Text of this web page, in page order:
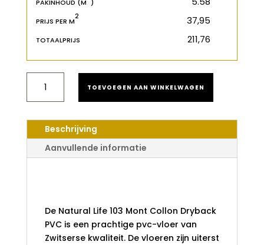
PAKINHOUD (M )
PRIJS PER M
2
TOTAALPRIJS
103
COLLON
DRYBACK
AANTAL
TOEVOEGEN AAN WINKELWAGEN
Beschrijving
Aanvullende informatie
De Natural Life 103 Mont Collon Dryback
PVC is een prachtige pvc-vloer van
Zwitserse kwaliteit. De vloeren zijn uiterst